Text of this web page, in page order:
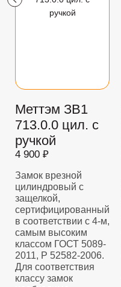
Меттэм ЗВ1
713.0.0 цил. с
ручкой
4 900 ₽
Замок врезной
цилиндровый с
защелкой,
сертифицированный
в соответствии с 4-м,
самым высоким
классом ГОСТ 5089-
2011, Р 52582-2006.
Для соответствия
классу замок